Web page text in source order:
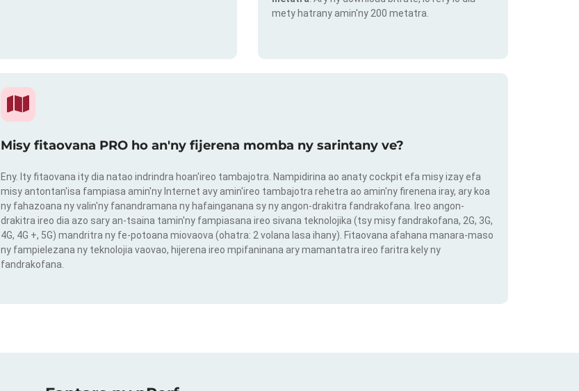
mety hatrany amin'ny 200 metatra.
Misy fitaovana PRO ho an'ny fijerena momba ny sarintany ve?
Eny. Ity fitaovana ity dia natao indrindra hoan'ireo tambajotra. Nampidirina ao anaty cockpit efa misy izay efa
misy antontan'isa fampiasa amin'ny Internet avy amin'ireo tambajotra rehetra ao amin'ny firenena iray, ary koa
ny fahazoana ny valin'ny fanandramana ny hafainganana sy ny angon-drakitra fandrakofana. Ireo angon-
drakitra ireo dia azo sary an-tsaina tamin'ny fampiasana ireo sivana teknolojika (tsy misy fandrakofana, 2G, 3G,
4G, 4G +, 5G) mandritra ny fe-potoana miovaova (ohatra: 2 volana lasa ihany). Fitaovana afahana manara-maso
ny fampielezana ny teknolojia vaovao, hijerena ireo mpifaninana ary mamantatra ireo faritra kely ny
fandrakofana.